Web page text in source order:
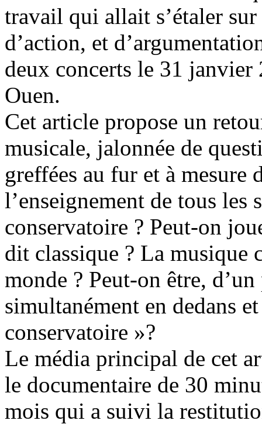
travail qui allait s’étaler
d’action, et
deux concerts le 31
Ouen.
Cet article propose un
musicale, jalonnée de
greffées au fur et à mesure
l’enseignement de tous les
conservatoire ? Peut-on
dit classique ? La musique
monde ? Peut-on être,
simultanément en dedans
conservatoire »?
Le média principal de cet
le documentaire de 30
mois qui a suivi la